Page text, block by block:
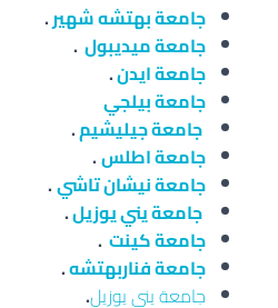
جامعة بهتشه شهير.
جامعة ميديبول .
جامعة ايدن.
جامعة بيلجي
جامعة جيليشيم.
جامعة اطلس.
جامعة نيشان تاشي.
جامعة يني يوزيل.
جامعة كينت .
جامعة فناربهتشه.
جامعة يني يوزيل.